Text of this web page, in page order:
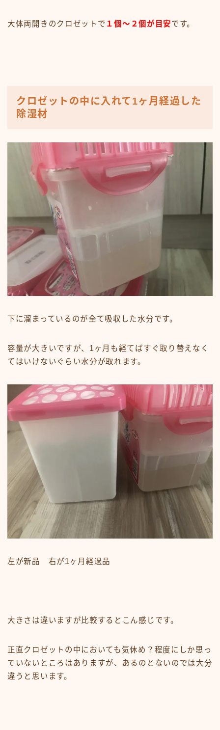
大体両開きのクロゼットで １個〜２個が目安です。
クロゼットの中に入れて1ヶ月経過した
除湿材
下に溜まっているのが全て吸収した水分です。
容量が大きいですが、1ヶ月も経てばすぐ取り替えなく
てはいけないぐらい水分が取れます。
左が新品 右が1ヶ月経過品
大きさは違いますが比較するとこん感じです。
正直クロゼットの中においても気休め？程度にしか思っ
ていないところはありますが、あるのとないのでは大分
違うと思います。